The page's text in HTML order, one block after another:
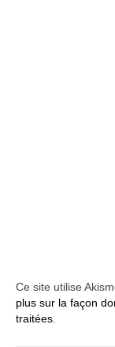
Ce site utilise
plus sur la façon
traitées